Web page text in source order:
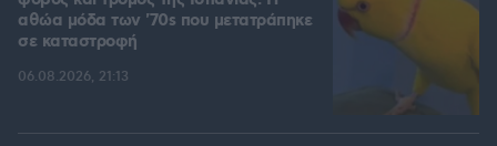
αθώα μόδα των '70s που μετατράπηκε
σε καταστροφή
06.08.2026, 21:13